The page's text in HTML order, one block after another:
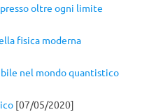
oltre ogni limite
fisica moderna
nel mondo quantistico
[07/05/2020]